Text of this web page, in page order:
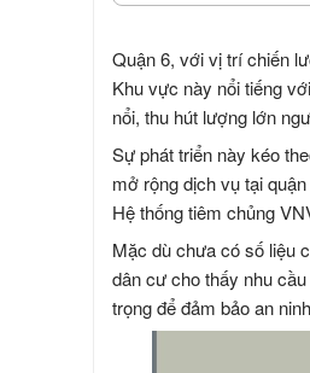
Quận 6, với vị trí chiến
Khu vực này nổi tiếng
nổi, thu hút lượng lớn
Sự phát triển này kéo
mở rộng dịch vụ tại
Hệ thống tiêm chủng
Mặc dù chưa có số liệu
dân cư cho thấy nhu
trọng để đảm bảo an